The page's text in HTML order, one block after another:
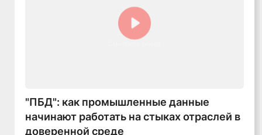
"ПБД": как промышленные данные
начинают работать на стыках отраслей в
доверенной среде